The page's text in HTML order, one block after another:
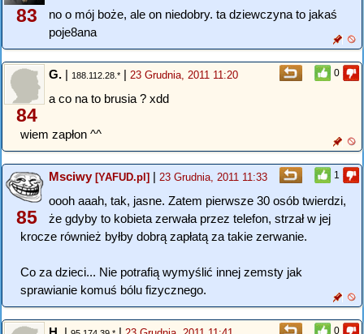
83
no o mój boże, ale on niedobry. ta dziewczyna to jakaś
poje8ana
0
84
G. | 188.112.28.* | 23 Grudnia, 2011 11:20
a co na to brusia ? xdd
wiem zapłon ^^
1
85
Msciwy[YAFUD.pl] | 23 Grudnia, 2011 11:33
oooh aaah, tak, jasne. Zatem pierwsze 30 osób twierdzi,
że gdyby to kobieta zerwała przez telefon, strzał w jej
krocze również byłby dobrą zapłatą za takie zerwanie.
Co za dzieci... Nie potrafią wymyślić innej zemsty jak
sprawianie komuś bólu fizycznego.
0